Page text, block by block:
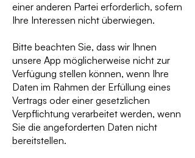
einer anderen Partei erforderlich, sofern
Ihre Interessen nicht überwiegen.
Bitte beachten Sie, dass wir Ihnen
unsere App möglicherweise nicht zur
Verfügung stellen können, wenn Ihre
Daten im Rahmen der Erfüllung eines
Vertrags oder einer gesetzlichen
Verpflichtung verarbeitet werden, wenn
Sie die angeforderten Daten nicht
bereitstellen.